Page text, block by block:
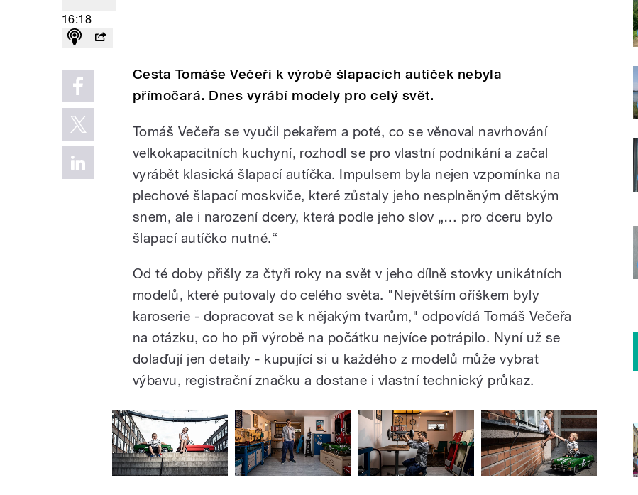
16:18
Cesta Tomáše Večeři k výrobě šlapacích autíček nebyla
přímočará. Dnes vyrábí modely pro celý svět.
Tomáš Večeřa se vyučil pekařem a poté, co se věnoval navrhování
velkokapacitních kuchyní, rozhodl se pro vlastní podnikání a začal
vyrábět klasická šlapací autíčka. Impulsem byla nejen vzpomínka na
plechové šlapací moskviče, které zůstaly jeho nesplněným dětským
snem, ale i narození dcery, která podle jeho slov „… pro dceru bylo
šlapací autíčko nutné.“
Od té doby přišly za čtyři roky na svět v jeho dílně stovky unikátních
modelů, které putovaly do celého světa. "Největším oříškem byly
karoserie - dopracovat se k nějakým tvarům," odpovídá Tomáš Večeřa
na otázku, co ho při výrobě na počátku nejvíce potrápilo. Nyní už se
dolaďují jen detaily - kupující si u každého z modelů může vybrat
výbavu, registrační značku a dostane i vlastní technický průkaz.